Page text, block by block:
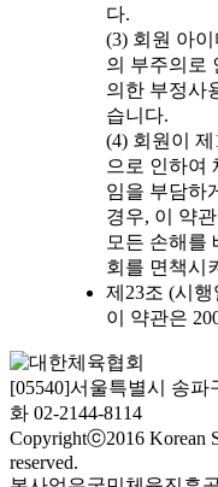
다.
(3) 회원 아
의 부주의로
의한 부정사
습니다.
(4) 회원이
으로 인하여
임을 부담하
경우, 이 약
모든 손해를
회를 면책시
제23조 (시행
이 약관은
[05540]서울특별시 송
화 02-2144-8114
Copyrightⓒ2016 Korean
reserved.